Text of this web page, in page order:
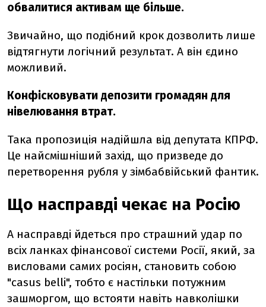
обвалитися активам ще більше.
Звичайно, що подібний крок дозволить лише
відтягнути логічний результат. А він єдино
можливий.
Конфісковувати депозити громадян для
нівелювання втрат.
Така пропозиція надійшла від депутата КПРФ.
Це найсмішніший захід, що призведе до
перетворення рубля у зімбабвійський фантик.
Що насправді чекає на Росію
А насправді йдеться про страшний удар по
всіх ланках фінансової системи Росії, який, за
висловами самих росіян, становить собою
"casus belli", тобто є настільки потужним
зашморгом, що встояти навіть навколішки